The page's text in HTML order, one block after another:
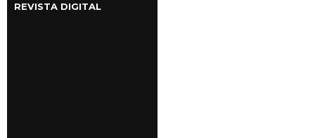
REVISTA DIGITAL